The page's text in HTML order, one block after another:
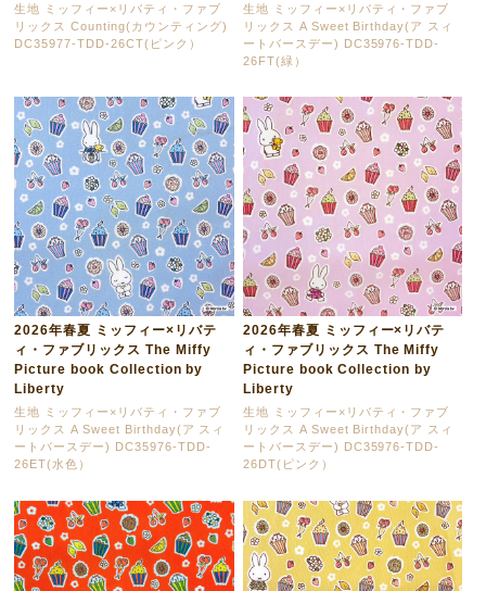
生地 ミッフィー×リバティ・ファブ
リックス Counting(カウンティング)
DC35977-TDD-26CT(ピンク）
生地 ミッフィー×リバティ・ファブ
リックス A Sweet Birthday(ア スィ
ートバースデー) DC35976-TDD-
26FT(緑）
2026年春夏 ミッフィー×リバテ
ィ・ファブリックス The Miffy
Picture book Collection by
Liberty
生地 ミッフィー×リバティ・ファブ
リックス A Sweet Birthday(ア スィ
ートバースデー) DC35976-TDD-
26ET(水色）
2026年春夏 ミッフィー×リバテ
ィ・ファブリックス The Miffy
Picture book Collection by
Liberty
生地 ミッフィー×リバティ・ファブ
リックス A Sweet Birthday(ア スィ
ートバースデー) DC35976-TDD-
26DT(ピンク）